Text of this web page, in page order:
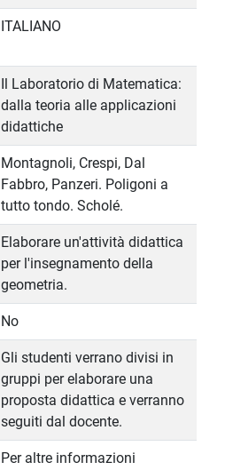
ITALIANO
Il Laboratorio di Matematica:
dalla teoria alle applicazioni
didattiche
Montagnoli, Crespi, Dal
Fabbro, Panzeri. Poligoni a
tutto tondo. Scholé.
Elaborare un'attività didattica
per l'insegnamento della
geometria.
No
Gli studenti verrano divisi in
gruppi per elaborare una
proposta didattica e verranno
seguiti dal docente.
Per altre informazioni